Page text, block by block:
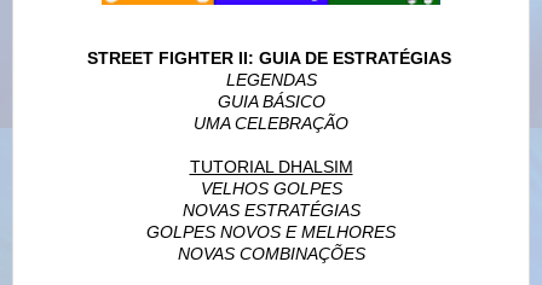
STREET FIGHTER II: GUIA DE ESTRATÉGIAS
LEGENDAS
GUIA BÁSICO
UMA CELEBRAÇÃO
TUTORIAL DHALSIM
VELHOS GOLPES
NOVAS ESTRATÉGIAS
GOLPES NOVOS E MELHORES
NOVAS COMBINAÇÕES